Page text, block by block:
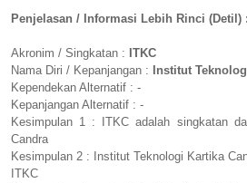
Penjelasan / Informasi Lebih Rinci (Detil) :
Akronim / Singkatan : ITKC
Nama Diri / Kepanjangan :
Institut
Kependekan Alternatif : -
Kepanjangan Alternatif : -
Kesimpulan 1 : ITKC adalah singkatan
Candra
Kesimpulan 2 : Institut Teknologi Kartika
ITKC